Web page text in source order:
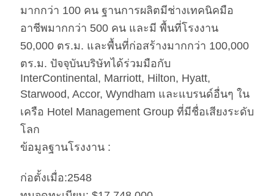
ผิวกระจก ไร้รอยนิ้วมือ
หินอ่อน
Natural Engineered ระบุโดยลูกค้า
มากกว่า 100 คน ฐานการผลิตมีช่างเทคนิคมือ
อาชีพมากกว่า 500 คน และมี พื้นที่โรงงาน
50,000 ตร.ม. และพื้นที่ก่อสร้างมากกว่า 100,000
ตร.ม. ปัจจุบันบริษัทได้ร่วมมือกับ
InterContinental, Marriott, Hilton, Hyatt,
Starwood, Accor, Wyndham และแบรนด์อื่นๆ ใน
เครือ Hotel Management Group ที่มีชื่อเสียงระดับ
โลก
ข้อมูลฐานโรงงาน :
ก่อตั้งเมื่อ:2548